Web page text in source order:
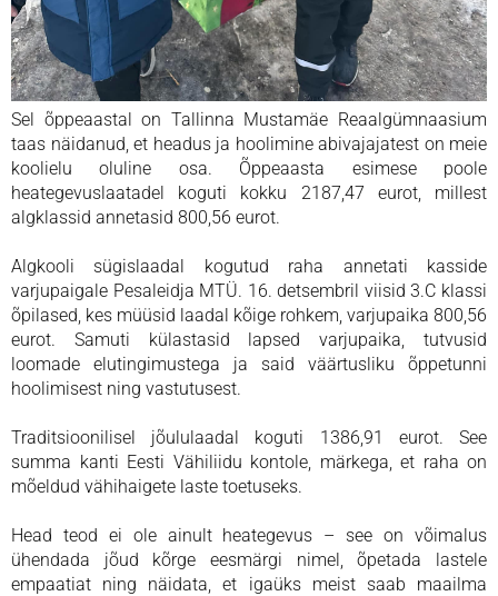
Sel õppeaastal on Tallinna Mustamäe Reaalgümnaasium
taas näidanud, et headus ja hoolimine abivajajatest on meie
koolielu oluline osa. Õppeaasta esimese poole
heategevuslaatadel koguti kokku 2187,47 eurot, millest
algklassid annetasid 800,56 eurot.
Algkooli sügislaadal kogutud raha annetati kasside
varjupaigale Pesaleidja MTÜ. 16. detsembril viisid 3.C klassi
õpilased, kes müüsid laadal kõige rohkem, varjupaika 800,56
eurot. Samuti külastasid lapsed varjupaika, tutvusid
loomade elutingimustega ja said väärtusliku õppetunni
hoolimisest ning vastutusest.
Traditsioonilisel jõululaadal koguti 1386,91 eurot. See
summa kanti Eesti Vähiliidu kontole, märkega, et raha on
mõeldud vähihaigete laste toetuseks.
Head teod ei ole ainult heategevus – see on võimalus
ühendada jõud kõrge eesmärgi nimel, õpetada lastele
empaatiat ning näidata, et igaüks meist saab maailma